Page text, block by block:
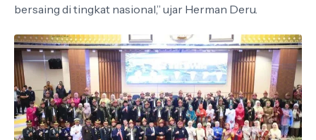
bersaing di tingkat nasional,” ujar Herman Deru.